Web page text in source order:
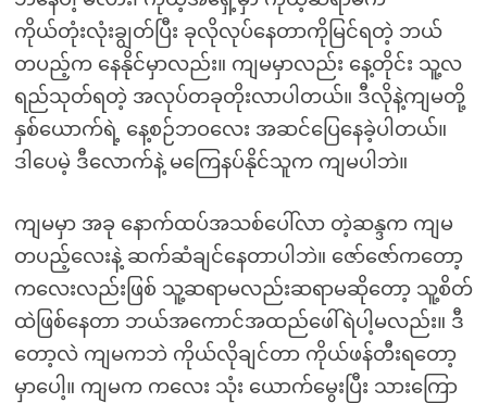
ကိုယ်တုံးလုံးချွတ်ပြီး ခုလိုလုပ်နေတာကိုမြင်ရတဲ့ ဘယ်
တပည့်က နေနိုင်မှာလည်း။ ကျမမှာလည်း နေ့တိုင်း သူ့လ
ရည်သုတ်ရတဲ့ အလုပ်တခုတိုးလာပါတယ်။ ဒီလိုနဲ့ကျမတို့
နှစ်ယောက်ရဲ့ နေ့စဉ်ဘဝလေး အဆင်ပြေနေခဲ့ပါတယ်။
ဒါပေမဲ့ ဒီလောက်နဲ့ မကြေနပ်နိုင်သူက ကျမပါဘဲ။
ကျမမှာ အခု နောက်ထပ်အသစ်ပေါ်လာ တဲ့ဆန္ဒက ကျမ
တပည့်လေးနဲ့ ဆက်ဆံချင်နေတာပါဘဲ။ ဇော်ဇော်ကတော့
ကလေးလည်းဖြစ် သူ့ဆရာမလည်းဆရာမဆိုတော့ သူ့စိတ်
ထဲဖြစ်နေတာ ဘယ်အကောင်အထည်ဖေါ်ရဲပါ့မလည်း။ ဒီ
တော့လဲ ကျမကဘဲ ကိုယ်လိုချင်တာ ကိုယ်ဖန်တီးရတော့
မှာပေါ့။ ကျမက ကလေး သုံး ယောက်မွေးပြီး သားကြော